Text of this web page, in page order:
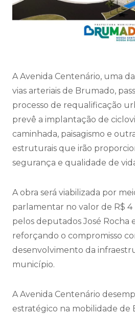
A Avenida Centenário, uma
vias arteriais de Brumado,
processo de requalificação
prevê a implantação de
caminhada, paisagismo e
estruturais que irão
segurança e qualidade de
A obra será viabilizada por
parlamentar no valor de R$ 4
pelos deputados José Rocha
reforçando o compromisso
desenvolvimento da
município.
A Avenida Centenário
estratégico na mobilidade de